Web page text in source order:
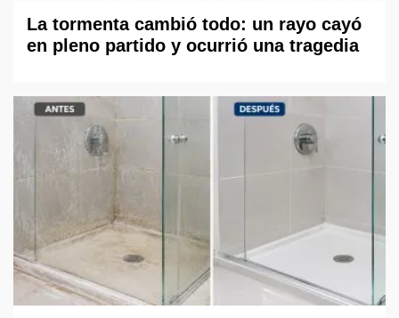
La tormenta cambió todo: un rayo cayó
en pleno partido y ocurrió una tragedia